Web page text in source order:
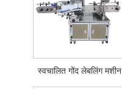
स्वचालित गोंद लेबलिंग मशीन